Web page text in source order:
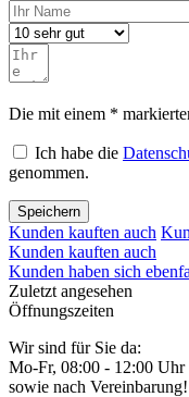
Die mit einem *
Ich habe die
genommen.
Speichern
Kunden kauften auch
Kunden kauften auch
Kunden haben sich
Zuletzt angesehen
Öffnungszeiten
Wir sind für Sie da:
Mo-Fr, 08:00 - 12:00 Uhr
sowie nach Vereinbarung!